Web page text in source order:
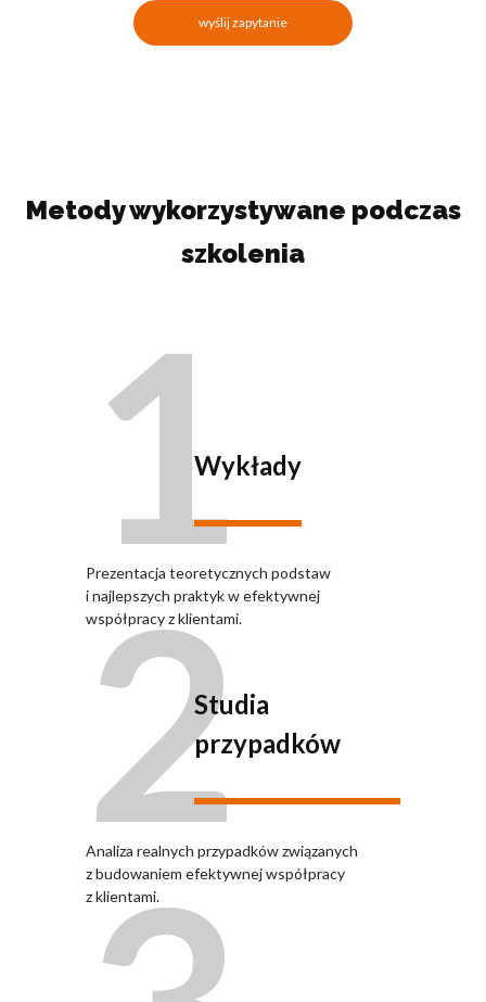
wyślij zapytanie
Metody wykorzystywane podczas
szkolenia
1Wykłady
Prezentacja teoretycznych podstaw
i najlepszych praktyk w efektywnej
współpracy z klientami.
2
Studia
przypadków
Analiza realnych przypadków związanych
z budowaniem efektywnej współpracy
z klientami.